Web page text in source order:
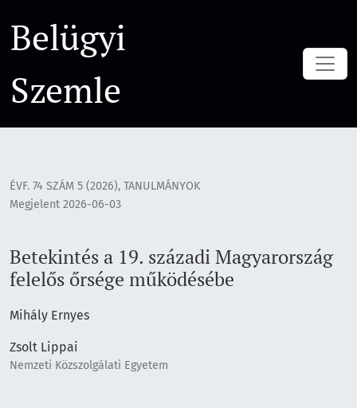
Belügyi
Szemle
ÉVF. 74 SZÁM 5 (2026), TANULMÁNYOK
Betekintés a 19. századi Magyarország
felelős őrsége működésébe
Megjelent 2026-06-03
Mihály Ernyes
Zsolt Lippai
Nemzeti Közszolgálati Egyetem